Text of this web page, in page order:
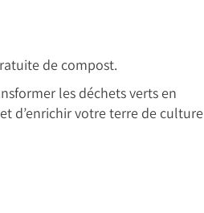
de compost.
les déchets verts en
d’enrichir votre terre de culture